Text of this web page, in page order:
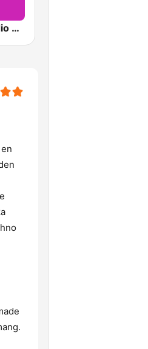
Sveriges Radio P4 Uppland